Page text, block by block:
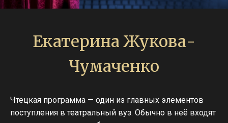
Екатерина Жукова-
Чумаченко
Чтецкая программа — один из главных элементов
поступления в театральный вуз. Обычно в неё входят